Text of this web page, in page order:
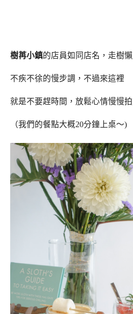
樹苒小鎮的店員如同店名，走樹
不疾不徐的慢步調，不過來這裡
就是不要趕時間，放鬆心情慢慢拍
（我們的餐點大概20分鐘上桌～)